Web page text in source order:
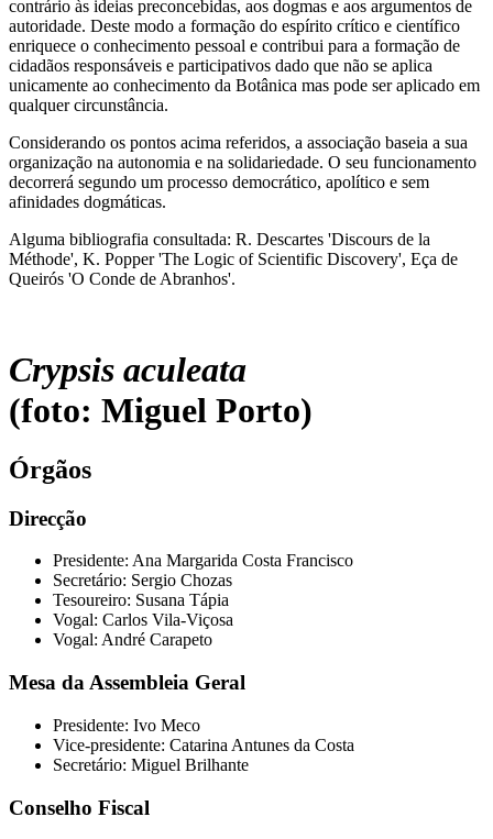
contrário às ideias preconcebidas, aos dogmas e aos argumentos de
autoridade. Deste modo a formação do espírito crítico e científico
enriquece o conhecimento pessoal e contribui para a formação de
cidadãos responsáveis e participativos dado que não se aplica
unicamente ao conhecimento da Botânica mas pode ser aplicado em
qualquer circunstância.
Considerando os pontos acima referidos, a associação baseia a sua
organização na autonomia e na solidariedade. O seu funcionamento
decorrerá segundo um processo democrático, apolítico e sem
afinidades dogmáticas.
Alguma bibliografia consultada: R. Descartes 'Discours de la
Méthode', K. Popper 'The Logic of Scientific Discovery', Eça de
Queirós 'O Conde de Abranhos'.
Crypsis aculeata
(foto: Miguel Porto)
Órgãos
Direcção
Presidente: Ana Margarida Costa Francisco
Secretário: Sergio Chozas
Tesoureiro: Susana Tápia
Vogal: Carlos Vila-Viçosa
Vogal: André Carapeto
Mesa da Assembleia Geral
Presidente: Ivo Meco
Vice-presidente: Catarina Antunes da Costa
Secretário: Miguel Brilhante
Conselho Fiscal